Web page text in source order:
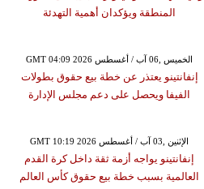
المنطقة ويؤكدان أهمية التهدئة
GMT 04:09 2026 الخميس ,06 آب / أغسطس
إنفانتينو يعتذر عن خطة بيع حقوق بطولات
الفيفا ويحصل على دعم مجلس الإدارة
GMT 10:19 2026 الإثنين ,03 آب / أغسطس
إنفانتينو يواجه أزمة ثقة داخل كرة القدم
العالمية بسبب خطة بيع حقوق كأس العالم